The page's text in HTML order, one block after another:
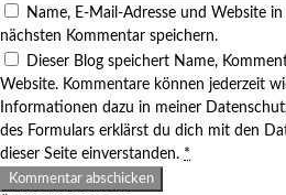
Name, E-Mail-Adresse und Website
nächsten Kommentar speichern.
Dieser Blog speichert Name,
Website. Kommentare können jederzeit
Informationen dazu in meiner
des Formulars erklärst du dich mit den
dieser Seite einverstanden. *